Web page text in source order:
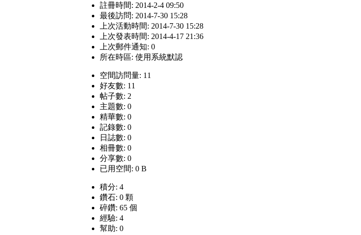
註冊時間: 2014-2-4 09:50
最後訪問: 2014-7-30 15:28
上次活動時間: 2014-7-30 15:28
上次發表時間: 2014-4-17 21:36
上次郵件通知: 0
所在時區: 使用系統默認
空間訪問量: 11
好友數: 11
帖子數: 2
主題數: 0
精華數: 0
記錄數: 0
日誌數: 0
相冊數: 0
分享數: 0
已用空間: 0 B
積分: 4
鑽石: 0 顆
碎鑽: 65 個
經驗: 4
幫助: 0